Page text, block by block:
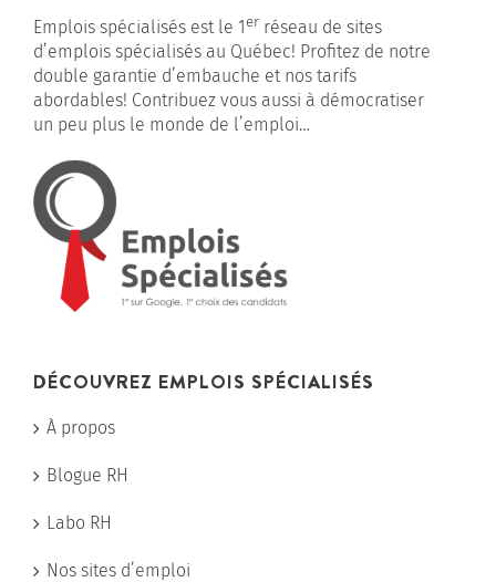
Emplois spécialisés est le 1er réseau de sites
d’emplois spécialisés au Québec! Profitez de notre
double garantie d’embauche et nos tarifs
abordables! Contribuez vous aussi à démocratiser
un peu plus le monde de l’emploi…
DÉCOUVREZ EMPLOIS SPÉCIALISÉS
À propos
Blogue RH
Labo RH
Nos sites d’emploi